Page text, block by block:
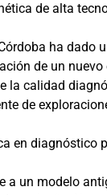
de alta
ha dado
de un
la calidad
de
en diagnóstico
a un modelo